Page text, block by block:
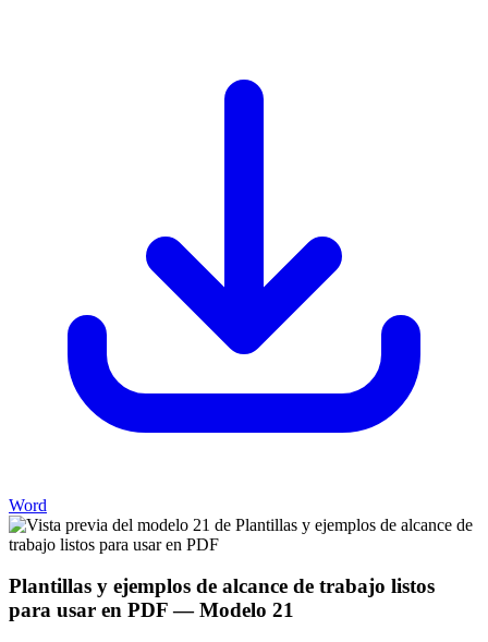
Word
Plantillas y ejemplos de alcance de trabajo listos
para usar en PDF— Modelo 21